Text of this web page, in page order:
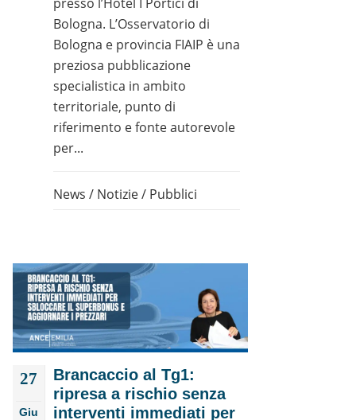
Bologna. L’Osservatorio di
Bologna e provincia FIAIP è una
preziosa pubblicazione
specialistica in ambito
territoriale, punto di
riferimento e fonte autorevole
per...
News / Notizie/ Pubblici
27
Giu
Brancaccio al Tg1:
ripresa a rischio senza
interventi immediati per